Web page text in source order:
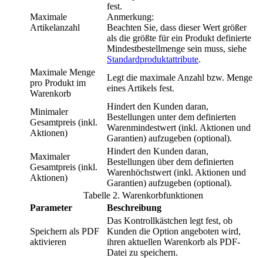
Maximale
Artikelanzahl
fest.
Anmerkung:
Beachten Sie, dass dieser Wert größer
als die größte für ein Produkt definierte
Mindestbestellmenge sein muss, siehe
Standardproduktattribute.
Maximale Menge
pro Produkt im
Warenkorb
Legt die maximale Anzahl bzw. Menge
eines Artikels fest.
Minimaler
Gesamtpreis (inkl.
Aktionen)
Hindert den Kunden daran,
Bestellungen unter dem definierten
Warenmindestwert (inkl. Aktionen und
Garantien) aufzugeben (optional).
Maximaler
Gesamtpreis (inkl.
Aktionen)
Hindert den Kunden daran,
Bestellungen über dem definierten
Warenhöchstwert (inkl. Aktionen und
Garantien) aufzugeben (optional).
Tabelle 2. Warenkorbfunktionen
Parameter
Beschreibung
Speichern als PDF
aktivieren
Das Kontrollkästchen legt fest, ob
Kunden die Option angeboten wird,
ihren aktuellen Warenkorb als PDF-
Datei zu speichern.